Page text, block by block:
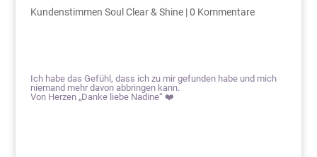
Kundenstimmen Soul Clear & Shine|0 Kommentare
Ich habe das Gefühl, dass ich zu mir gefunden habe und mich
niemand mehr davon abbringen kann.
Von Herzen „Danke liebe Nadine“ ❤️